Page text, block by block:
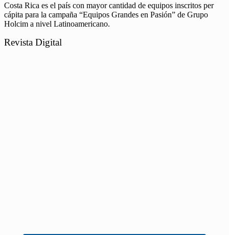
Costa Rica es el país con mayor cantidad de equipos inscritos per
cápita para la campaña “Equipos Grandes en Pasión” de Grupo
Holcim a nivel Latinoamericano.
Revista Digital